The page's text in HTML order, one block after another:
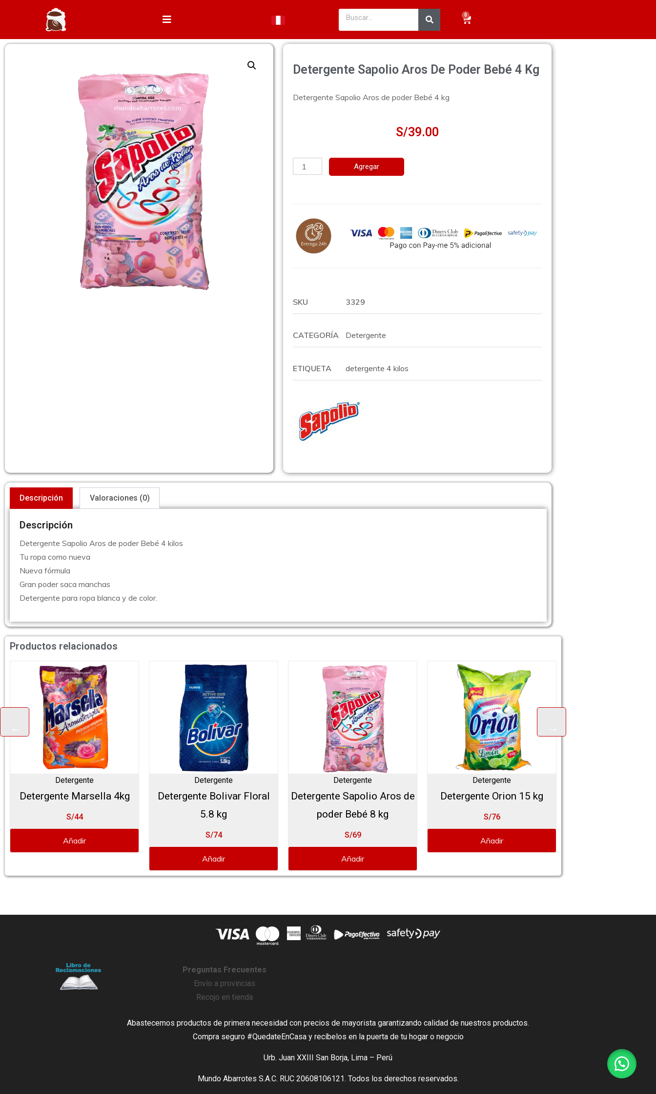
0
Detergente Sapolio Aros De Poder Bebé 4 Kg
Detergente Sapolio Aros de poder Bebé 4 kg
S/39.00
Agregar
SKU 3329
CATEGORÍA Detergente
ETIQUETA detergente 4 kilos
Descripción Valoraciones (0)
Descripción
Detergente Sapolio Aros de poder Bebé 4 kilos
Tu ropa como nueva
Nueva fórmula
Gran poder saca manchas
Detergente para ropa blanca y de color.
Productos relacionados
Detergente
Detergente Marsella 4kg
S/44
Añadir
Detergente
Detergente Bolivar Floral
5.8 kg
S/74
Añadir
Detergente
Detergente Sapolio Aros de
poder Bebé 8 kg
S/69
Añadir
Detergente
Detergente Orion 15 kg
S/76
Añadir
Preguntas Frecuentes
Envío a provincias
Recojo en tienda
Abastecemos productos de primera necesidad con precios de mayorista garantizando calidad de nuestros productos.
Compra seguro #QuedateEnCasa y recíbelos en la puerta de tu hogar o negocio
Urb. Juan XXIII San Borja, Lima – Perú
Mundo Abarrotes S.A.C. RUC 20608106121. Todos los derechos reservados.